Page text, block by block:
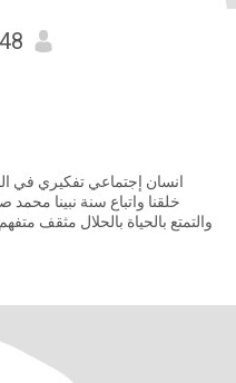
انسان إجتماعي تفكيري في
خلقنا واتباع سنة نبينا
والتمتع بالحياة بالحلال مثقف